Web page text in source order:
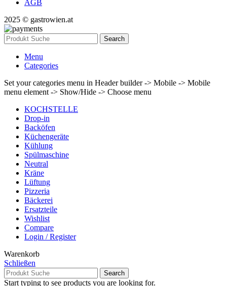
AGB
2025 © gastrowien.at
Search
Menu
Categories
Set your categories menu in Header builder -> Mobile -> Mobile
menu element -> Show/Hide -> Choose menu
KOCHSTELLE
Drop-in
Backöfen
Küchengeräte
Kühlung
Spülmaschine
Neutral
Kräne
Lüftung
Pizzeria
Bäckerei
Ersatzteile
Wishlist
Compare
Login / Register
Warenkorb
Schließen
Search
Start typing to see products you are looking for.